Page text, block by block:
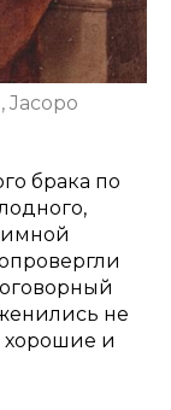
брака по
не
хорошие и